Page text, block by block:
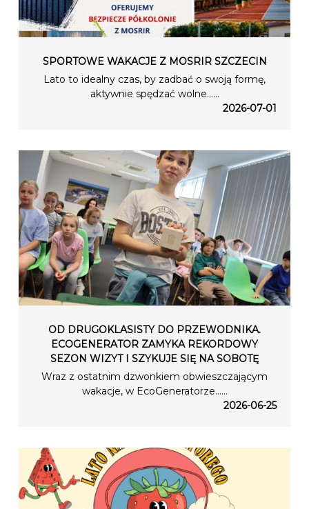
SPORTOWE WAKACJE Z MOSRIR SZCZECIN
Lato to idealny czas, by zadbać o swoją formę,
aktywnie spędzać wolne…...
2026-07-01
OD DRUGOKLASISTY DO PRZEWODNIKA.
ECOGENERATOR ZAMYKA REKORDOWY
SEZON WIZYT I SZYKUJE SIĘ NA SOBOTĘ
Wraz z ostatnim dzwonkiem obwieszczającym
wakacje, w EcoGeneratorze…...
2026-06-25